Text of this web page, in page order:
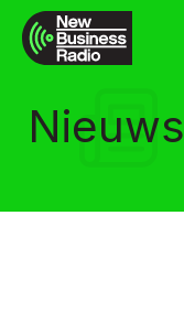
Nieuws